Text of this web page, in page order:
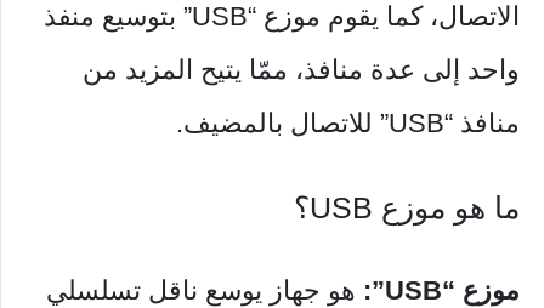
الاتصال، كما يقوم موزع “USB” بتوسيع منفذ
واحد إلى عدة منافذ، ممّا يتيح المزيد من
منافذ “USB” للاتصال بالمضيف.
ما هو موزع USB؟
موزع “USB”:
هو جهاز يوسع ناقل تسلسلي